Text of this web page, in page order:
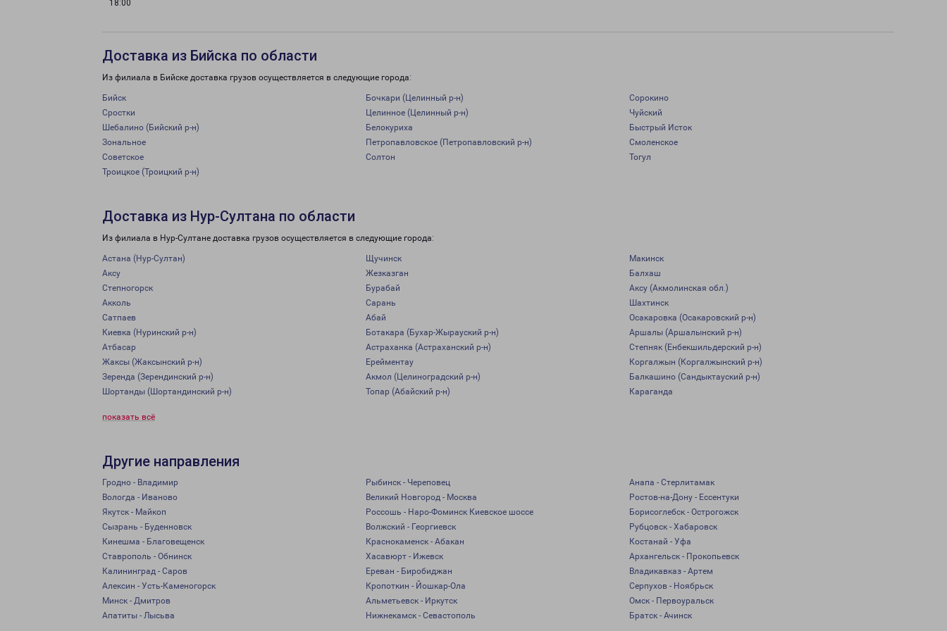
18:00
Доставка из Бийска по области
Из филиала в Бийске доставка грузов осуществляется в следующие города:
Бийск Бочкари (Целинный р-н)
Сорокино
Сростки
Целинное (Целинный р-н)
Чуйский
Шебалино (Бийский р-н)
Белокуриха
Быстрый Исток
Зональное
Петропавловское (Петропавловский р-н)
Смоленское
Советское
Солтон
Тогул
Троицкое (Троицкий р-н)
Доставка из Нур-Султана по области
Из филиала в Нур-Султане доставка грузов осуществляется в следующие города:
Астана (Нур-Султан) Щучинск
Макинск
Аксу
Жезказган
Балхаш
Степногорск
Бурабай
Аксу (Акмолинская обл.)
Акколь
Сарань
Шахтинск
Сатпаев
Абай
Осакаровка (Осакаровский р-н)
Киевка (Нуринский р-н)
Ботакара (Бухар-Жырауский р-н)
Аршалы (Аршалынский р-н)
Атбасар
Астраханка (Астраханский р-н)
Степняк (Енбекшильдерский р-н)
Жаксы (Жаксынский р-н)
Ерейментау
Коргалжын (Коргалжынский р-н)
Зеренда (Зерендинский р-н)
Акмол (Целиноградский р-н)
Балкашино (Сандыктауский р-н)
Шортанды (Шортандинский р-н)
Топар (Абайский р-н) Караганда
показать всё
Другие направления
Гродно - Владимир Рыбинск - Череповец
Анапа - Стерлитамак
Вологда - Иваново
Великий Новгород - Москва
Ростов-на-Дону - Ессентуки
Якутск - Майкоп
Россошь - Наро-Фоминск Киевское шоссе
Борисоглебск - Острогожск
Сызрань - Буденновск
Волжский - Георгиевск
Рубцовск - Хабаровск
Кинешма - Благовещенск
Краснокаменск - Абакан
Костанай - Уфа
Ставрополь - Обнинск
Хасавюрт - Ижевск
Архангельск - Прокопьевск
Калининград - Саров
Ереван - Биробиджан
Владикавказ - Артем
Алексин - Усть-Каменогорск
Кропоткин - Йошкар-Ола
Серпухов - Ноябрьск
Минск - Дмитров
Альметьевск - Иркутск
Омск - Первоуральск
Апатиты - Лысьва
Нижнекамск - Севастополь Братск - Ачинск